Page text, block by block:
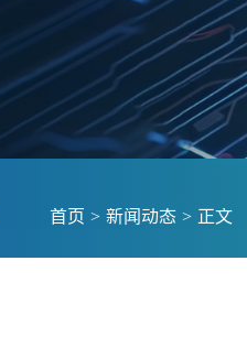
首页 > 新闻动态 > 正文